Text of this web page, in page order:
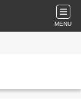
MENU